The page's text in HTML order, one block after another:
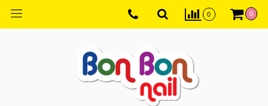
0 0